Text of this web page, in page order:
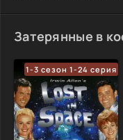
типичными
неразделенной
привлекают внимание
готовых на всё ради
реальной угрозой,
— это не
Затерянные в
1-3 сезон 1-24 серия